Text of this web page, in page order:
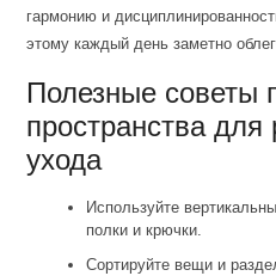
гармонию и
этому каждый день заметно
Полезные советы
пространства для
ухода
Используйте
полки и крючки.
Сортируйте вещи и